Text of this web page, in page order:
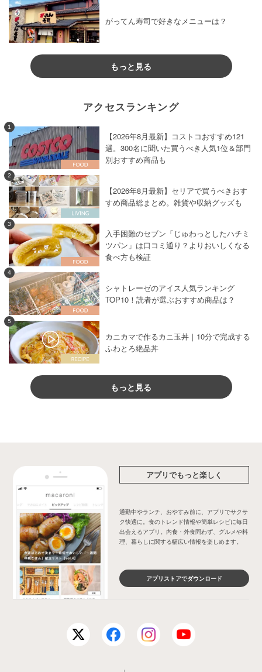
がってん寿司で好きなメニューは？
もっと見る
アクセスランキング
1
【2026年8月最新】コストコおすすめ121
選。300名に聞いた買うべき人気1位＆部門
別おすすめ商品も
2
【2026年8月最新】セリアで買うべきおす
すめ商品総まとめ。雑貨や収納グッズも
3
入手困難のセブン「じゅわっとしたハチミ
ツパン」は口コミ通り？よりおいしくなる
食べ方も検証
4
シャトレーゼのアイス人気ランキング
TOP10！読者が選ぶおすすめ商品は？
5
カニカマで作るカニ玉丼｜10分で完成する
ふわとろ絶品丼
もっと見る
アプリでもっと楽しく
通勤中やランチ、おやすみ前に、アプリでサクサ
ク快適に。食のトレンド情報や簡単レシピに毎日
出会えるアプリ。内食・外食問わず、グルメや料
理、暮らしに関する幅広い情報を楽しめます。
アプリストアでダウンロード